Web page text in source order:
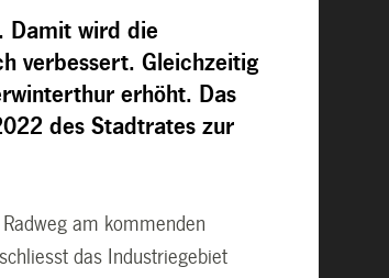
Damit wird die
verbessert. Gleichzeitig
erhöht. Das
des Stadtrates zur
am kommenden
das Industriegebiet